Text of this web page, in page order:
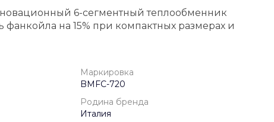
6-сегментный теплообменник
фанкойла на 15% при компактных размерах и
Маркировка
BMFC-720
Родина бренда
Италия